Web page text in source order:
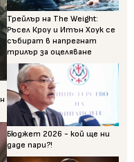
Трейлър на The Weight:
Ръсел Кроу и Итън Хоук се
събират в напрегнат
трилър за оцеляване
Бюджет 2026 - кой ще ни
даде пари?!